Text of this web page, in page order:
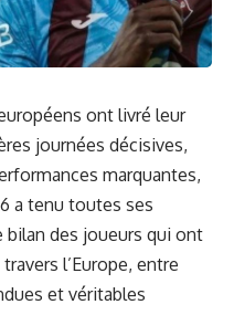
ont livré leur
journées décisives,
marquantes,
a tenu toutes ses
bilan des joueurs qui ont
l’Europe, entre
et véritables